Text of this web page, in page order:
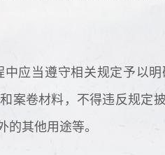
应当遵守相关规定予以
案卷材料，不得违反规定
其他用途等。